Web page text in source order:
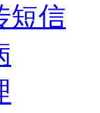
短信